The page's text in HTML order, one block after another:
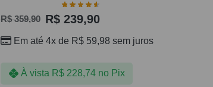
R$359,90 R$239,90
Em até 4x de R$59,98 sem juros
À vista R$228,74 no Pix